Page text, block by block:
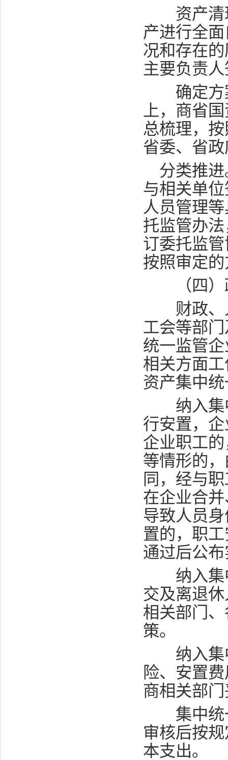
资产清
产进行全
况和存在
主要负责
确定方
上，商省
总梳理，
省委、省
分类推
与相关单
人员管理
托监管办
订委托监
按照审定
（四）
财政、
工会等部
统一监管
相关方面
资产集中
纳入集
行安置，
企业职工
等情形的
同，经与
在企业合
导致人员
置的，职
通过后公
纳入集
交及离退
相关部门
策。
纳入集
险、安置
商相关部
集中统
审核后按
本支出。